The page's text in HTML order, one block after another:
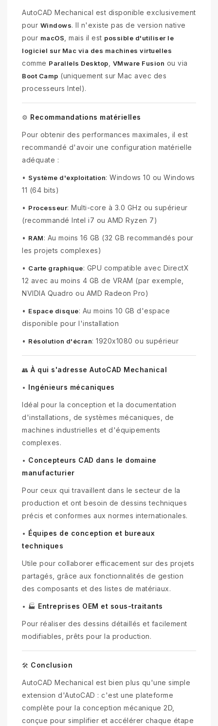
AutoCAD Mechanical est disponible exclusivement
pour Windows. Il n'existe pas de version native
pour macOS , mais il est possible d'utiliser le
logiciel sur Mac via des machines virtuelles
comme Parallels Desktop VMware Fusion ou via
Boot Camp (uniquement sur Mac avec des
processeurs Intel).
⚙️ Recommandations matérielles
Pour obtenir des performances maximales, il est
recommandé d'avoir une configuration matérielle
adéquate :
• Système d'exploitation: Windows 10 ou Windows
11 (64 bits)
• Processeur: Multi-core à 3.0 GHz ou supérieur
(recommandé Intel i7 ou AMD Ryzen 7)
• RAM: Au moins 16 GB (32 GB recommandés pour
les projets complexes)
• Carte graphique: GPU compatible avec DirectX
12 avec au moins 4 GB de VRAM (par exemple,
NVIDIA Quadro ou AMD Radeon Pro)
• Espace disque: Au moins 10 GB d'espace
disponible pour l'installation
• Résolution d'écran: 1920x1080 ou supérieur
👥 À qui s'adresse AutoCAD Mechanical
• Ingénieurs mécaniques
Idéal pour la conception et la documentation
d'installations, de systèmes mécaniques, de
machines industrielles et d'équipements
complexes.
• Concepteurs CAD dans le domaine
manufacturier
Pour ceux qui travaillent dans le secteur de la
production et ont besoin de dessins techniques
précis et conformes aux normes internationales.
• Équipes de conception et bureaux
techniques
Utile pour collaborer efficacement sur des projets
partagés, grâce aux fonctionnalités de gestion
des composants et des listes de matériaux.
• 🏭 Entreprises OEM et sous-traitants
Pour réaliser des dessins détaillés et facilement
modifiables, prêts pour la production.
🛠 Conclusion
AutoCAD Mechanical est bien plus qu'une simple
extension d'AutoCAD : c'est une plateforme
complète pour la conception mécanique 2D,
conçue pour simplifier et accélérer chaque étape